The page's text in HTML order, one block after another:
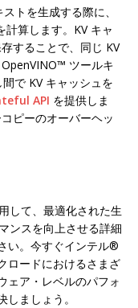
トを生成する際に、
計算します。KV キャ
することで、同じ KV
ツールキ
で KV キャッシュを
API を提供しま
ピーのオーバーヘッ
して、最適化された生
ンスを向上させる詳細
い。今すぐインテル®
ロードにおけるさまざ
ェア・レベルのパフォ
ましょう。